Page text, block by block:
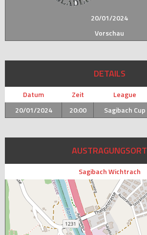
20/01/2024
Vorschau
DETAILS
Datum Zeit League
20/01/2024
20:00 Sagibach Cup
AUSTRAGUNGSORT
Sagibach Wichtrach